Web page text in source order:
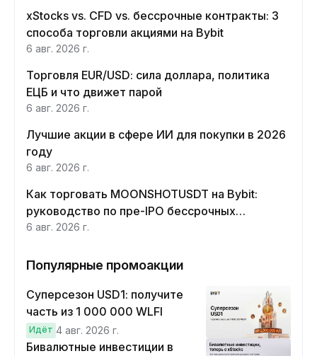
xStocks vs. CFD vs. бессрочные контракты: 3
способа торговли акциями на Bybit
6 авг. 2026 г.
Торговля EUR/USD: сила доллара, политика
ЕЦБ и что движет парой
6 авг. 2026 г.
Лучшие акции в сфере ИИ для покупки в 2026
году
6 авг. 2026 г.
Как торговать MOONSHOTUSDT на Bybit:
руководство по пре-IPO бессрочных
контрактов Moonshot AI
6 авг. 2026 г.
Популярные промоакции
Суперсезон USD1: получите
часть из 1 000 000 WLFI
Идёт 4 авг. 2026 г.
Бивалютные инвестиции в